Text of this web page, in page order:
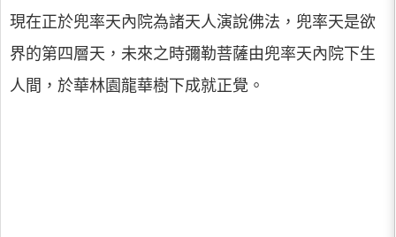
現在正於兜率天內院為諸天人演說佛法，兜率天是欲
界的第四層天，未來之時彌勒菩薩由兜率天內院下生
人間，於華林園龍華樹下成就正覺。